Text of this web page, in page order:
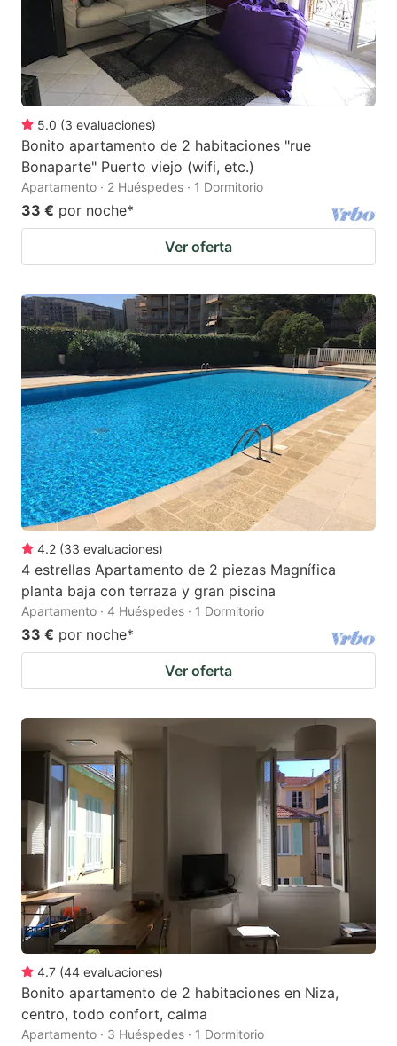
5.0 (3 evaluaciones)
Bonito apartamento de 2 habitaciones "rue
Bonaparte" Puerto viejo (wifi, etc.)
Apartamento · 2 Huéspedes · 1 Dormitorio
33 € por noche*
Ver oferta
4.2 (33 evaluaciones)
4 estrellas Apartamento de 2 piezas Magnífica
planta baja con terraza y gran piscina
Apartamento · 4 Huéspedes · 1 Dormitorio
33 € por noche*
Ver oferta
4.7 (44 evaluaciones)
Bonito apartamento de 2 habitaciones en Niza,
centro, todo confort, calma
Apartamento · 3 Huéspedes · 1 Dormitorio